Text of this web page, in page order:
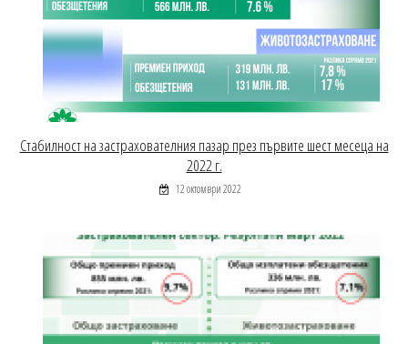
Стабилност на застрахователния пазар през първите шест месеца на
2022 г.
12 октомври 2022